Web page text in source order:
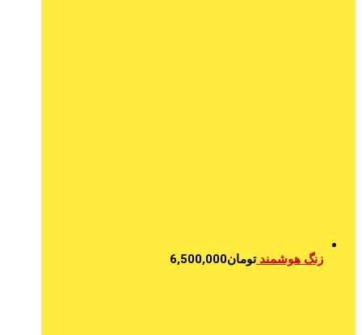
زنگ هوشمند تومان6,500,000